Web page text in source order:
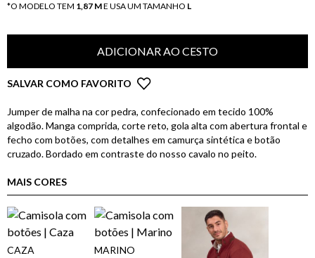
*O MODELO TEM 1,87 ME USA UM TAMANHO L
ADICIONAR AO CESTO
SALVAR COMO FAVORITO
Jumper de malha na cor pedra, confecionado em tecido 100%
algodão. Manga comprida, corte reto, gola alta com abertura frontal e
fecho com botões, com detalhes em camurça sintética e botão
cruzado. Bordado em contraste do nosso cavalo no peito.
MAIS CORES
CAZA MARINO